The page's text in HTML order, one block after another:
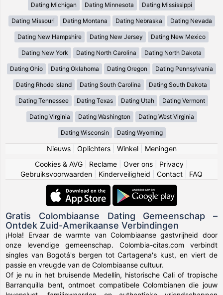
Dating Michigan Dating Minnesota Dating Mississippi
Dating Missouri Dating Montana Dating Nebraska Dating Nevada
Dating New Hampshire Dating New Jersey Dating New Mexico
Dating New York Dating North Carolina Dating North Dakota
Dating Ohio Dating Oklahoma Dating Oregon Dating Pennsylvania
Dating Rhode Island Dating South Carolina Dating South Dakota
Dating Tennessee Dating Texas Dating Utah Dating Vermont
Dating Virginia Dating Washington Dating West Virginia
Dating Wisconsin Dating Wyoming
Nieuws| Oplichters| Winkel| Meningen
Cookies & AVG
Reclame Over ons Privacy
Gebruiksvoorwaarden
Kinderveiligheid Contact FAQ
Gratis Colombiaanse Dating Gemeenschap –
Ontdek Zuid-Amerikaanse Verbindingen
¡Hola! Ervaar de warmte van Colombiaanse gastvrijheid door
onze levendige gemeenschap. Colombia-citas.com verbindt
singles van Bogotá's bergen tot Cartagena's kust, en viert de
passie en vreugde van de Colombiaanse cultuur.
Of je nu in het bruisende Medellín, historische Cali of tropische
Barranquilla bent, ontmoet compatibele Colombianen die jouw